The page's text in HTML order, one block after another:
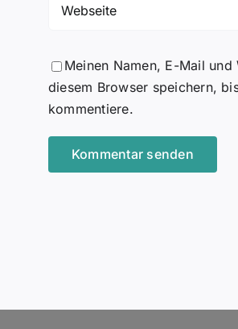
Meinen Namen, E-Mail und
diesem Browser speichern,
kommentiere.